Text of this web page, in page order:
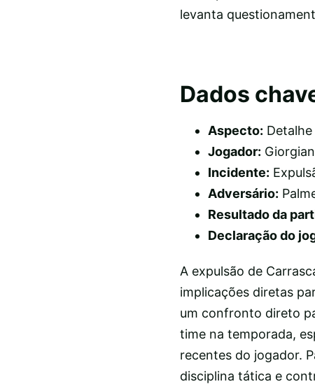
levanta
Dados
Aspecto: Detalhe
Jogador:
Incidente:
Adversário:
Resultado da
Declaração do
A expulsão de
implicações diretas
um confronto direto
time na temporada,
recentes do jogador.
disciplina tática e